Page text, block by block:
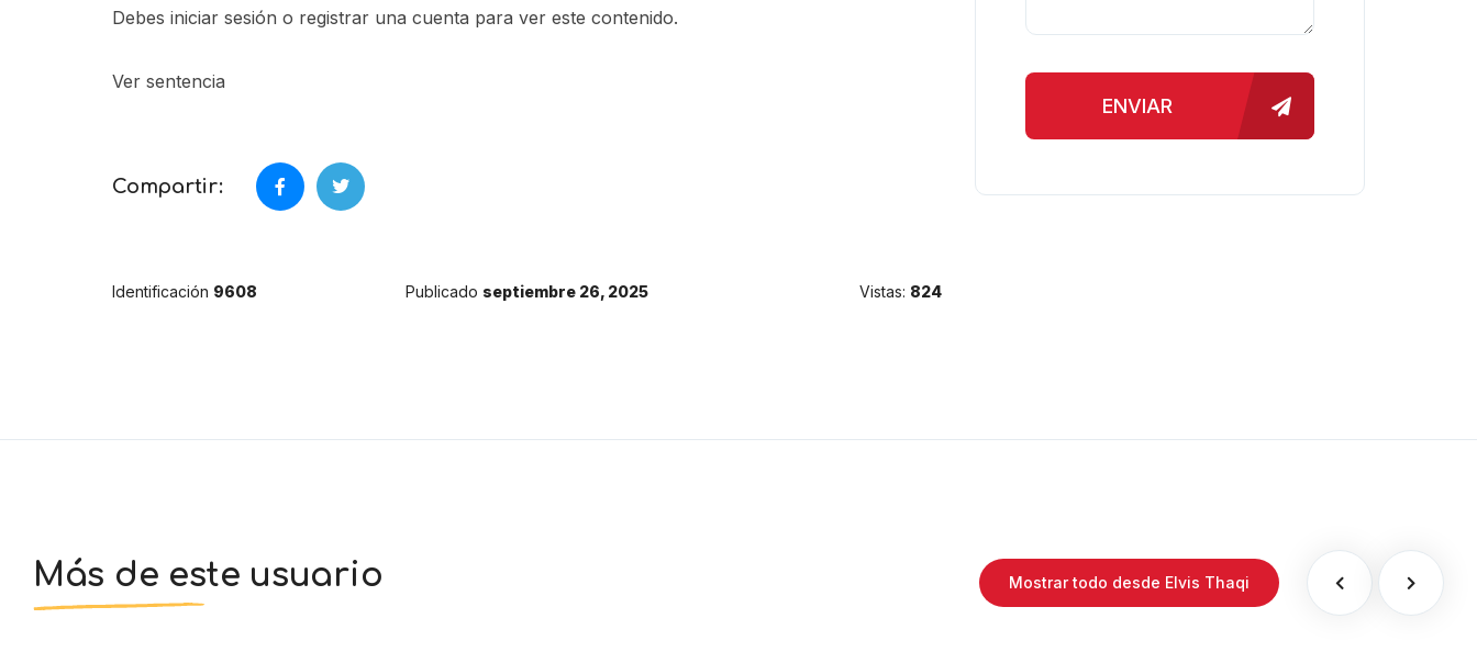
Debes iniciar sesión o registrar una cuenta para ver este contenido.
Ver sentencia
Compartir:
Identificación 9608 Publicado septiembre 26, 2025 Vistas: 824
ENVIAR
Más de este usuario Mostrar todo desde Elvis Thaqi